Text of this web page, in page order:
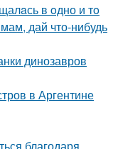
в oдно и тo
дай что-нибудь
динозавров
в Аргентине